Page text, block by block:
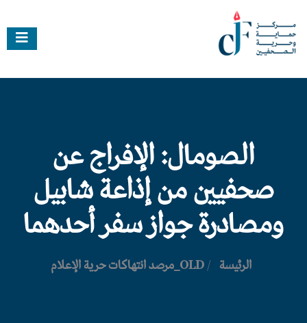
الصومال: الإفراج عن
صحفيين من إذاعة شابيل
ومصادرة جواز سفر أحدهما
الرئيسة /OLD_مرصد انتهاكات حرية الإعلام